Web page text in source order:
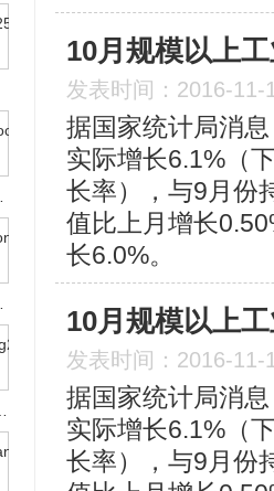
10月规模以上
发表时间：2016-11-
据国家统计局消
实际增长6.1%（
长率），与9月份
值比上月增长
长6.0%。
10月规模以上
发表时间：2016-11-
据国家统计局消
实际增长6.1%（
长率），与9月份